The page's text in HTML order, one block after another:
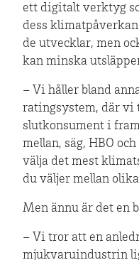
ett digitalt verktyg
dess
de utvecklar, men
kan minska
– Vi håller bland
ratingsystem, där vi
slutkonsument i
mellan, säg, HBO
välja det mest
du väljer mellan
Men ännu är det en
– Vi tror att en
mjukvaruindustrin